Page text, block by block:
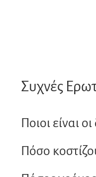
Συχνές
Ποιοι είναι
Πόσο